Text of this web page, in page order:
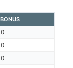
BONUS
0
0
0